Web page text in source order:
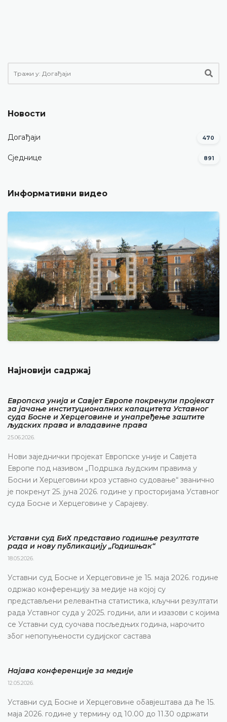
Новости
Догађаји 470
Сједнице 891
Информативни видео
Најновији садржај
Европска унија и Савјет Европе покренули пројекат
за јачање институционалних капацитета Уставног
суда Босне и Херцеговине и унапређење заштите
људских права и владавине права
25.06.2026.
Нови заједнички пројекат Европске уније и Савјета
Европе под називом „Подршка људским правима у
Босни и Херцеговини кроз уставно судовање“ званично
је покренут 25. јуна 2026. године у просторијама Уставног
суда Босне и Херцеговине у Сарајеву.
Уставни суд БиХ представио годишње резултате
рада и нову публикацију „Годишњак“
18.05.2026.
Уставни суд Босне и Херцеговине је 15. маја 2026. године
одржао конференцију за медије на којој су
представљени релевантна статистика, кључни резултати
рада Уставног суда у 2025. години, али и изазови с којима
се Уставни суд суочава посљедњих година, нарочито
због непопуњености судијског састава
Најава конференције за медије
12.05.2026.
Уставни суд Босне и Херцеговине обавјештава да ће 15.
маја 2026. године у термину од 10.00 до 11.30 одржати